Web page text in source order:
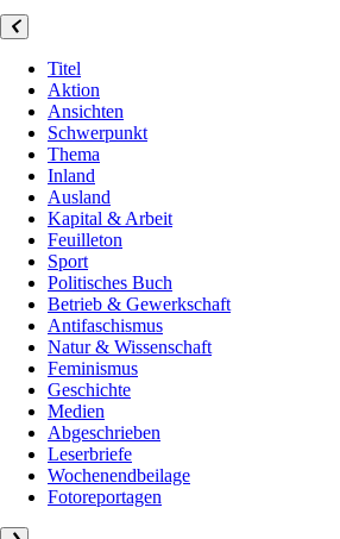
Titel
Aktion
Ansichten
Schwerpunkt
Thema
Inland
Ausland
Kapital & Arbeit
Feuilleton
Sport
Politisches Buch
Betrieb & Gewerkschaft
Antifaschismus
Natur & Wissenschaft
Feminismus
Geschichte
Medien
Abgeschrieben
Leserbriefe
Wochenendbeilage
Fotoreportagen